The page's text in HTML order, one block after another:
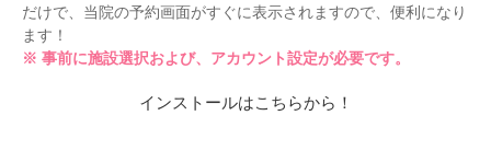
だけで、当院の予約画面がすぐに表示されますので、便利になり
ます！
※ 事前に施設選択および、アカウント設定が必要です。
インストールはこちらから！